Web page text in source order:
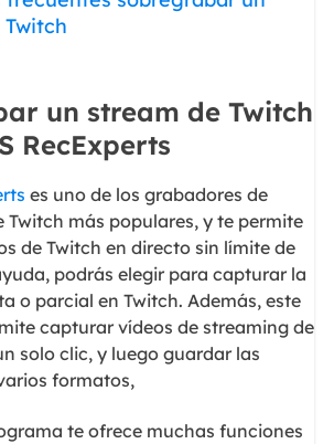
un stream de Twitch
RecExperts
es uno de los grabadores de
Twitch más populares, y te permite
de Twitch en directo sin límite de
podrás elegir para capturar la
o parcial en Twitch. Además, este
capturar vídeos de streaming de
solo clic, y luego guardar las
formatos,
te ofrece muchas funciones